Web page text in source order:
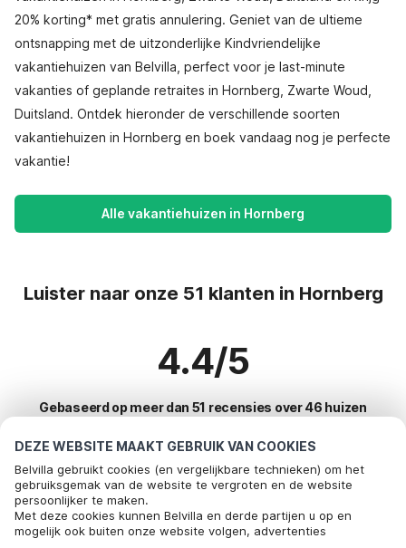
DEZE WEBSITE MAAKT GEBRUIK VAN COOKIES
Belvilla gebruikt cookies (en vergelijkbare technieken) om het
gebruiksgemak van de website te vergroten en de website
persoonlijker te maken.
Met deze cookies kunnen Belvilla en derde partijen u op en
mogelijk ook buiten onze website volgen, advertenties
20% korting* met gratis annulering. Geniet van de ultieme
ontsnapping met de uitzonderlijke Kindvriendelijke
vakantiehuizen van Belvilla, perfect voor je last-minute
vakanties of geplande retraites in Hornberg, Zwarte Woud,
Duitsland. Ontdek hieronder de verschillende soorten
vakantiehuizen in Hornberg en boek vandaag nog je perfecte
vakantie!
Alle vakantiehuizen in Hornberg
Luister naar onze 51 klanten in Hornberg
4.4/5
Gebaseerd op meer dan 51 recensies over 46 huizen
Meest populaire bestemmingen voor
vakantie
Top steden met top voorzieningen voor vakantie